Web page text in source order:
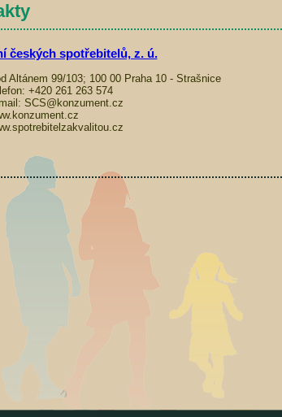
českých spotřebitelů, z. ú.
Altánem 99/103; 100 00 Praha 10 - Strašnice
+420 261 263 574
SCS@konzument.cz